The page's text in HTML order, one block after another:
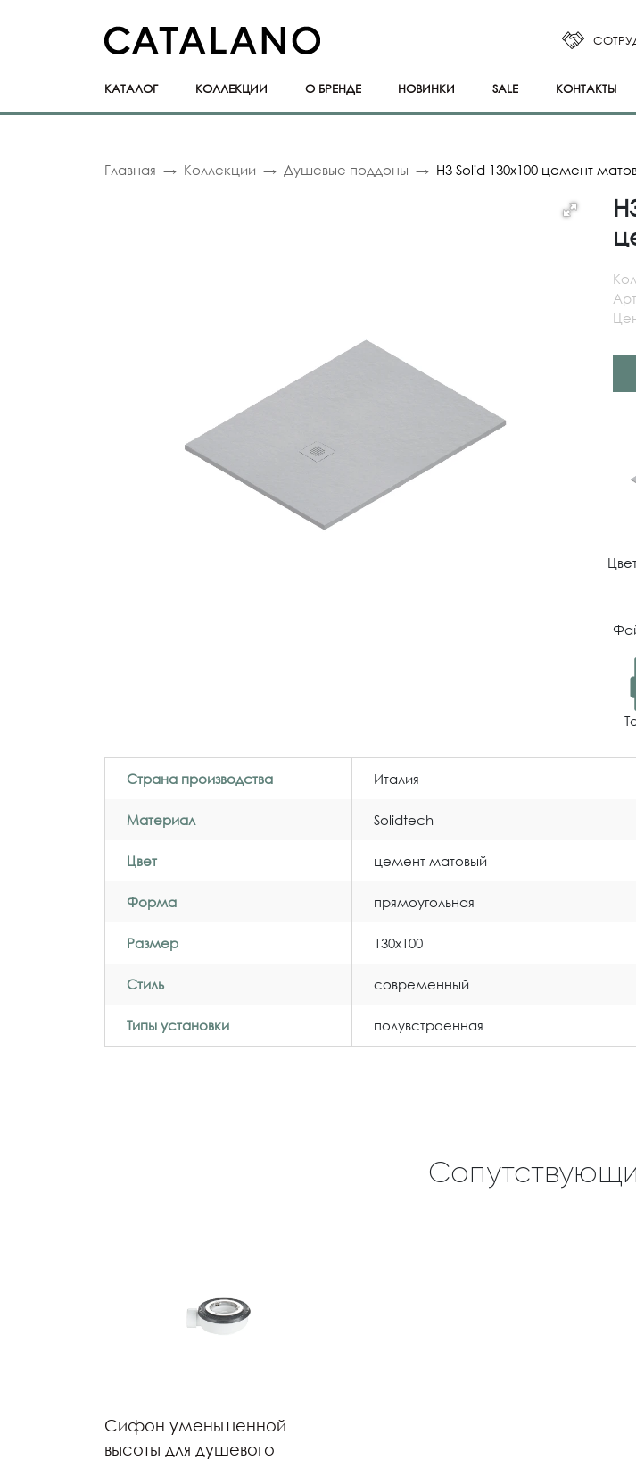
КАТАЛОГ КОЛЛЕКЦИИ О БРЕНДЕ НОВИНКИ SALE КОНТАКТЫ
Главная Коллекции Душевые поддоны H3 Solid 130x100 цемент
Страна производства Италия
Материал Solidtech
Цвет цемент матовый
Форма прямоугольная
Размер 130x100
Стиль современный
Типы установки полувстроенная
Сифон уменьшенной
высоты для душевого